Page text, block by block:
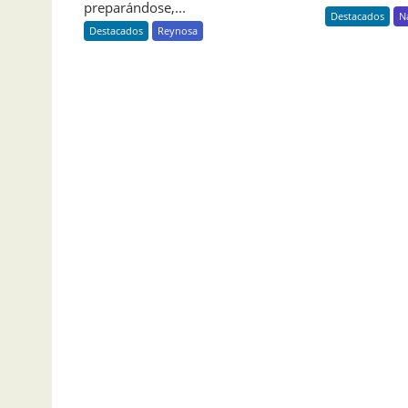
preparándose,...
Destacados Reynosa
Destacados